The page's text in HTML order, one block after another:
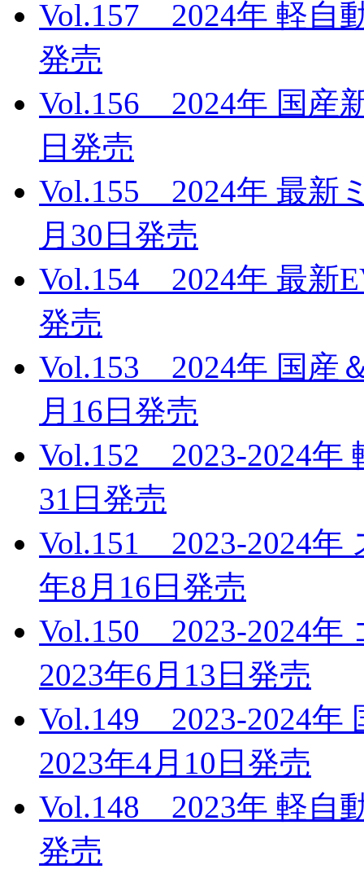
Vol.157 2024年 軽自
発売
Vol.156 2024年 国産
日発売
Vol.155 2024年 最新
月30日発売
Vol.154 2024年 最新
発売
Vol.153 2024年 国産
月16日発売
Vol.152 2023-2024年
31日発売
Vol.151 2023-2024
年8月16日発売
Vol.150 2023-2024
2023年6月13日発売
Vol.149 2023-2024
2023年4月10日発売
Vol.148 2023年 軽自
発売